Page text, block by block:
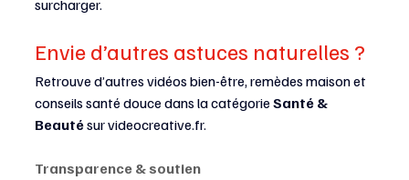
surcharger.
Envie d’autres astuces naturelles ?
Retrouve d’autres vidéos bien-être, remèdes maison et
conseils santé douce dans la catégorie Santé &
Beauté sur videocreative.fr.
Transparence & soutien